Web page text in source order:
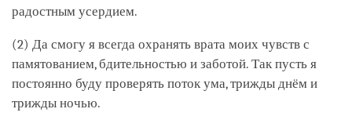
радостным усердием.
(2) Да смогу я всегда охранять врата моих чувств с
памятованием, бдительностью и заботой. Так пусть я
постоянно буду проверять поток ума, трижды днём и
трижды ночью.